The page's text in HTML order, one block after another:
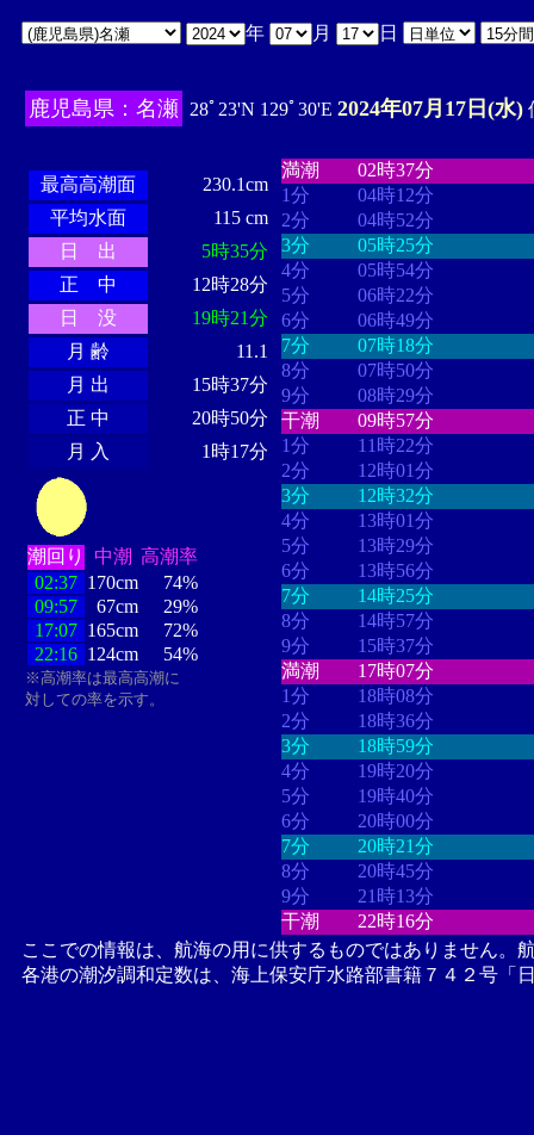
年 月 日
鹿児島県：名瀬 28ﾟ23'N 129ﾟ30'E 2024年07月17日(水)
最高高潮面
230.1cm
平均水面
115 cm
日 出
5時35分
正 中
12時28分
日 没
19時21分
月 齢
11.1
月 出
15時37分
正 中
20時50分
月 入
1時17分
潮回り 中潮 高潮率
02:37 170cm
74%
09:57
67cm
29%
17:07 165cm
72%
22:16 124cm 54%
※高潮率は最高高潮に
対しての率を示す。
満潮
02時37分
1分
04時12分
2分
04時52分
3分
05時25分
4分
05時54分
5分
06時22分
6分
06時49分
7分
07時18分
8分
07時50分
9分
08時29分
干潮
09時57分
1分
11時22分
2分
12時01分
3分
12時32分
4分
13時01分
5分
13時29分
6分
13時56分
7分
14時25分
8分
14時57分
9分
15時37分
満潮
17時07分
1分
18時08分
2分
18時36分
3分
18時59分
4分
19時20分
5分
19時40分
6分
20時00分
7分
20時21分
8分
20時45分
9分
21時13分
干潮
22時16分
ここでの情報は、航海の用に供するものではありません。
各港の潮汐調和定数は、海上保安庁水路部書籍７４２号「